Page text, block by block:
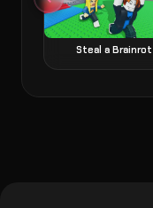
Steal a Brainrot